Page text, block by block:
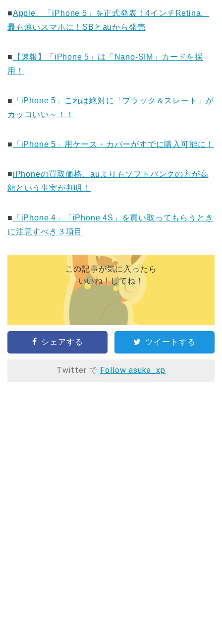
■Apple、「iPhone 5」を正式発表！4インチRetina、
最も薄いスマホに！SBとauから発売
■
【速報】「iPhone 5」は「Nano-SIM」カードを採
用！
■
「iPhone 5」これは絶対に「ブラック＆スレート」が
カッコいい～！！
■ 「iPhone 5」用ケース・カバーがすでに購入可能に！
■iPhoneの買取価格、auよりもソフトバンクの方が高
額という事実が判明！
■
「iPhone 4」「iPhone 4S」を買い取ってもらうとき
に注意すべき３項目
この記事が気に入ったら
いいね ! してね！
シェアする ツイートする
Twitter で Follow asuka_xp